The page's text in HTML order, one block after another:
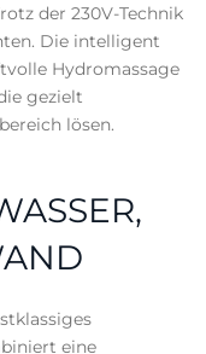
der 230V-Technik
Die intelligent
Hydromassage
gezielt
lösen.
eine